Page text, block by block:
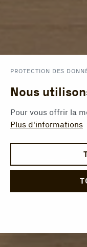
PROTECTION DES
Nous
Pour vous offrir la
Plus d'informations